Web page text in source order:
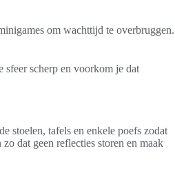
om wachttijd te overbruggen.
scherp en voorkom je dat
stoelen, tafels en enkele poefs zodat
dat geen reflecties storen en maak